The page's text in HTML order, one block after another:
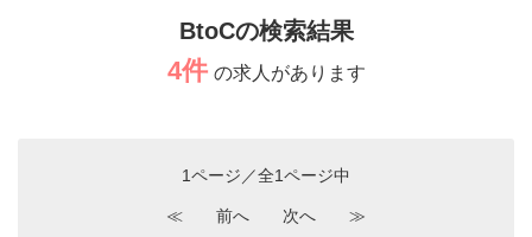
BtoCの検索結果
4件 の求人があります
1ページ／全1ページ中
≪ 前へ 次へ ≫